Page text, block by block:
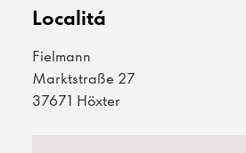
Localitá
Fielmann
Marktstraße 27
37671 Höxter